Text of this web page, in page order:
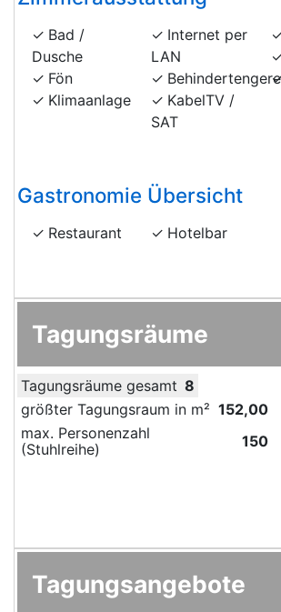
Bad /
Dusche
Fön
Klimaanlage
Internet per
LAN
KabelTV /
SAT
Gastronomie Übersicht
Restaurant Hotelbar
Tagungsräume
Tagungsräume gesamt 8
größter Tagungsraum in m² 152,00
max. Personenzahl
(Stuhlreihe)
150
Tagungsangebote